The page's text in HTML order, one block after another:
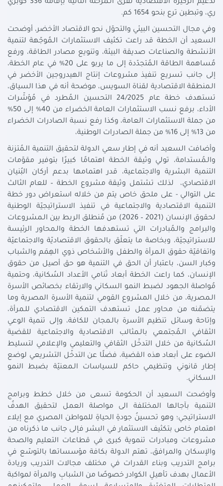
تدعيم الركيزة الاقتصادية لقرى الـمرحلة الثانية بإقامة 336 كوبري
ري، وتبطين ترع بنحو 1654 كم.
وفي مجال التحسين البيئي والتحوّل نحو الاقتصاد الأخضر، أوضحت
السعيد أن الخطة قد راعت تكثيف الاستثمارات الـمُوجّهة لتنمية
الأنشطة والصناعات صديقة البيئة، وتنويع مصادر الطاقة، ورفع
مُساهمة الطاقة الـمُتجدّدة إلى ما يربو على 20% في عام الخطة،
إلى جانب تسريع تنفيذ مشروعات إنتاج الهيدروجين الأخضر في
الـمنطقة الاقتصادية لقناة السويس، موضحة أنه في هذا السياق،
تستهدف خطة عام 24/2025 التحسين الـمُطرد في مُؤشّرات
الأداء، برفع نسب الاستثمارات العامة الخضراء من 40% إلى 50%
من جملة الاستثمارات العامة، وكذا رفع نسبة الصادرات الخضراء
من 13% إلى 16% من جملة الصادرات الوطنية،
وأضافت السعيد أنه في إطار سعي الدولة لتحقيق التنمية الـمُتزنة
والـمُستدامة، تولي وثيقة الخطة اهتمامًا كبيرًا بتوفير مقوّمات
التنمية البشرية والاجتماعية، قدر اهتمامها بدعم أركان البُنيان
الاقتصادي، لذلك تشتمل وثيقة مشروع الخطة – للعام الثالث
على التوالي - على ملحق خاص يتم من خلاله استعراض دور خطة
التنمية الاقتصادية والاجتماعية في تنفيذ الاستراتيجيّة الوطنية
لحقوق الإنسان (2021 – 2026) من مُنطلق الربط بين الـمشروعات
والبرامج والـمُبادرات التي تستهدفها الخطة والـمحاور الرئيسة
للاستراتيجيّة، وبخاصة ما يتعلّق بالحقوق الاقتصاديّة والاجتماعيّة
واتفاقيّة حقوق الـمرأة والطفل والأشخاص ذوي الهِمَم والشباب
وكبار السن، باعتبار أن الحق في التنمية هو حق أصيل من حقوق
الإنسان، كما راعت الخطة أبعاد تَنامي الأعداد السُكانية، وحتمية
مُواصلة الجهود لضبط النمو السكاني والارتقاء بخصائص الأسرة
الـمصرية، من خلال المشروع القومي لتنمية الأسرة المصرية وما
يتضمّنه من محاور عمل تستهدف التمكين الاقتصادي للـمرأة،
وإتاحة وسائل تنظيم الأسرة بالـمجان للكافة، وإلى تنمية الوعي
الثقافي الـمُجتمعي بالـمثالب الاقتصادية والاجتماعية للقضية
السُكانية من خلال التدخّل الثقافي والتعليمي والإعلامي لتسليط
الضوء على أبعاد هذه القضية، فضلًا عن التدخّل التشريعي لوضع
إطار قانوني وتنظيمي حاكم للسياسات الـمعنيّة بضبط النمو
السكاني.
وأوضحت السعيد أن الحكومة تسعى من خلال خطط وبرامج
التنمية بآجالها المختلفة الى مواصلة العمل لتحقيق الهدفُ
الاستراتيجي؛ وهو تحسينُ جودةِ الحياةِ للمواطن المصري مع إيلاء
اهتمام خاص بتكثيف الاستثمار في البشر فإلى جانب ما ذكرناه من
مشروعات ومبادرات تنموية كبرى في قطاعات التعليم والصحة
والإسكان والمرافق، تهتم الدولة بكافة مؤسساتها بالتوسّع في
برامج التدريب وبناء القدرات في مختلف مجالات التدريب وريادة
الأعمال بهدف تأهيلِ الكوادر خصوصًا من الشبابِ والمرأة لمواكبة